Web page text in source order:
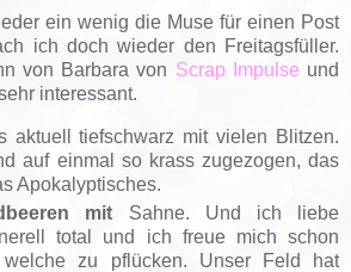
ein wenig die Muse für einen Post
ich doch wieder den Freitagsfüller.
von Barbara von Scrap Impulse und
interessant.
aktuell tiefschwarz mit vielen Blitzen.
auf einmal so krass zugezogen, das
Apokalyptisches.
mit Sahne. Und ich liebe
total und ich freue mich schon
zu pflücken. Unser Feld hat